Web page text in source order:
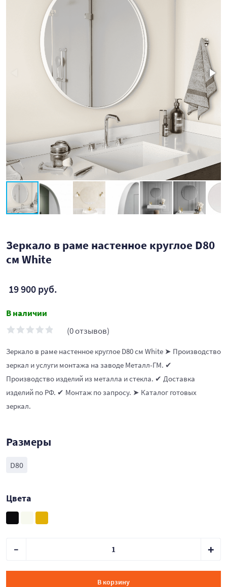
Зеркало в раме настенное круглое D80
см White
19 900 руб.
В наличии
(0 отзывов)
Зеркало в раме настенное круглое D80 см White ➤ Производство
зеркал и услуги монтажа на заводе Металл-ГМ. ✔
Производство изделий из металла и стекла. ✔ Доставка
изделий по РФ. ✔ Монтаж по запросу. ➤ Каталог готовых
зеркал.
Размеры
D80
Цвета
В корзину